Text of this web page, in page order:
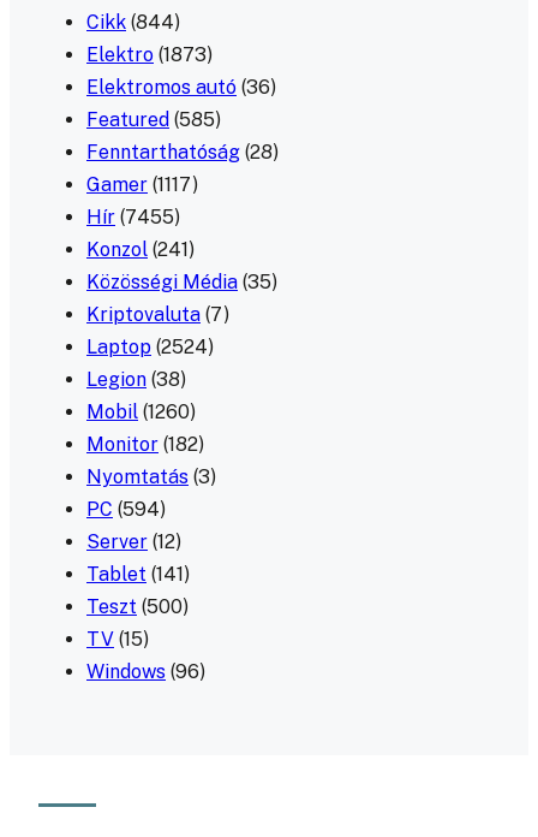
Cikk (844)
Elektro (1873)
Elektromos autó (36)
Featured (585)
Fenntarthatóság (28)
Gamer (1117)
Hír (7455)
Konzol (241)
Közösségi Média (35)
Kriptovaluta (7)
Laptop (2524)
Legion (38)
Mobil (1260)
Monitor (182)
Nyomtatás (3)
PC (594)
Server (12)
Tablet (141)
Teszt (500)
TV (15)
Windows (96)